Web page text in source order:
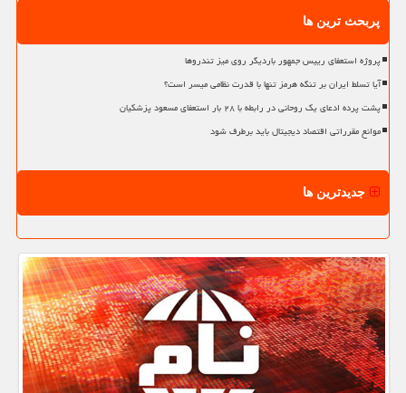
پربحث ترین ها
پروژه استعفای رییس جمهور باردیگر روی میز تندروها
آیا تسلط ایران بر تنگه هرمز تنها با قدرت نظامی میسر است؟
پشت پرده ادعای یک روحانی در رابطه با ۲۸ بار استعفای مسعود پزشکیان
موانع مقرراتی اقتصاد دیجیتال باید برطرف شود
جدیدترین ها